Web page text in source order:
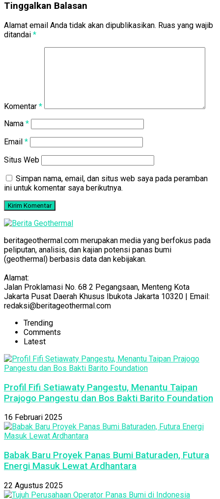
Tinggalkan Balasan
Alamat email Anda tidak akan dipublikasikan. Ruas yang wajib
ditandai *
Komentar *
Nama *
Email *
Situs Web
Simpan nama, email, dan situs web saya pada peramban
ini untuk komentar saya berikutnya.
beritageothermal.com merupakan media yang berfokus pada
peliputan, analisis, dan kajian potensi panas bumi
(geothermal) berbasis data dan kebijakan.
Alamat:
Jalan Proklamasi No. 68 2 Pegangsaan, Menteng Kota
Jakarta Pusat Daerah Khusus Ibukota Jakarta 10320 | Email:
redaksi@beritageothermal.com
Trending
Comments
Latest
Profil Fifi Setiawaty Pangestu, Menantu Taipan
Prajogo Pangestu dan Bos Bakti Barito Foundation
16 Februari 2025
Babak Baru Proyek Panas Bumi Baturaden, Futura
Energi Masuk Lewat Ardhantara
22 Agustus 2025